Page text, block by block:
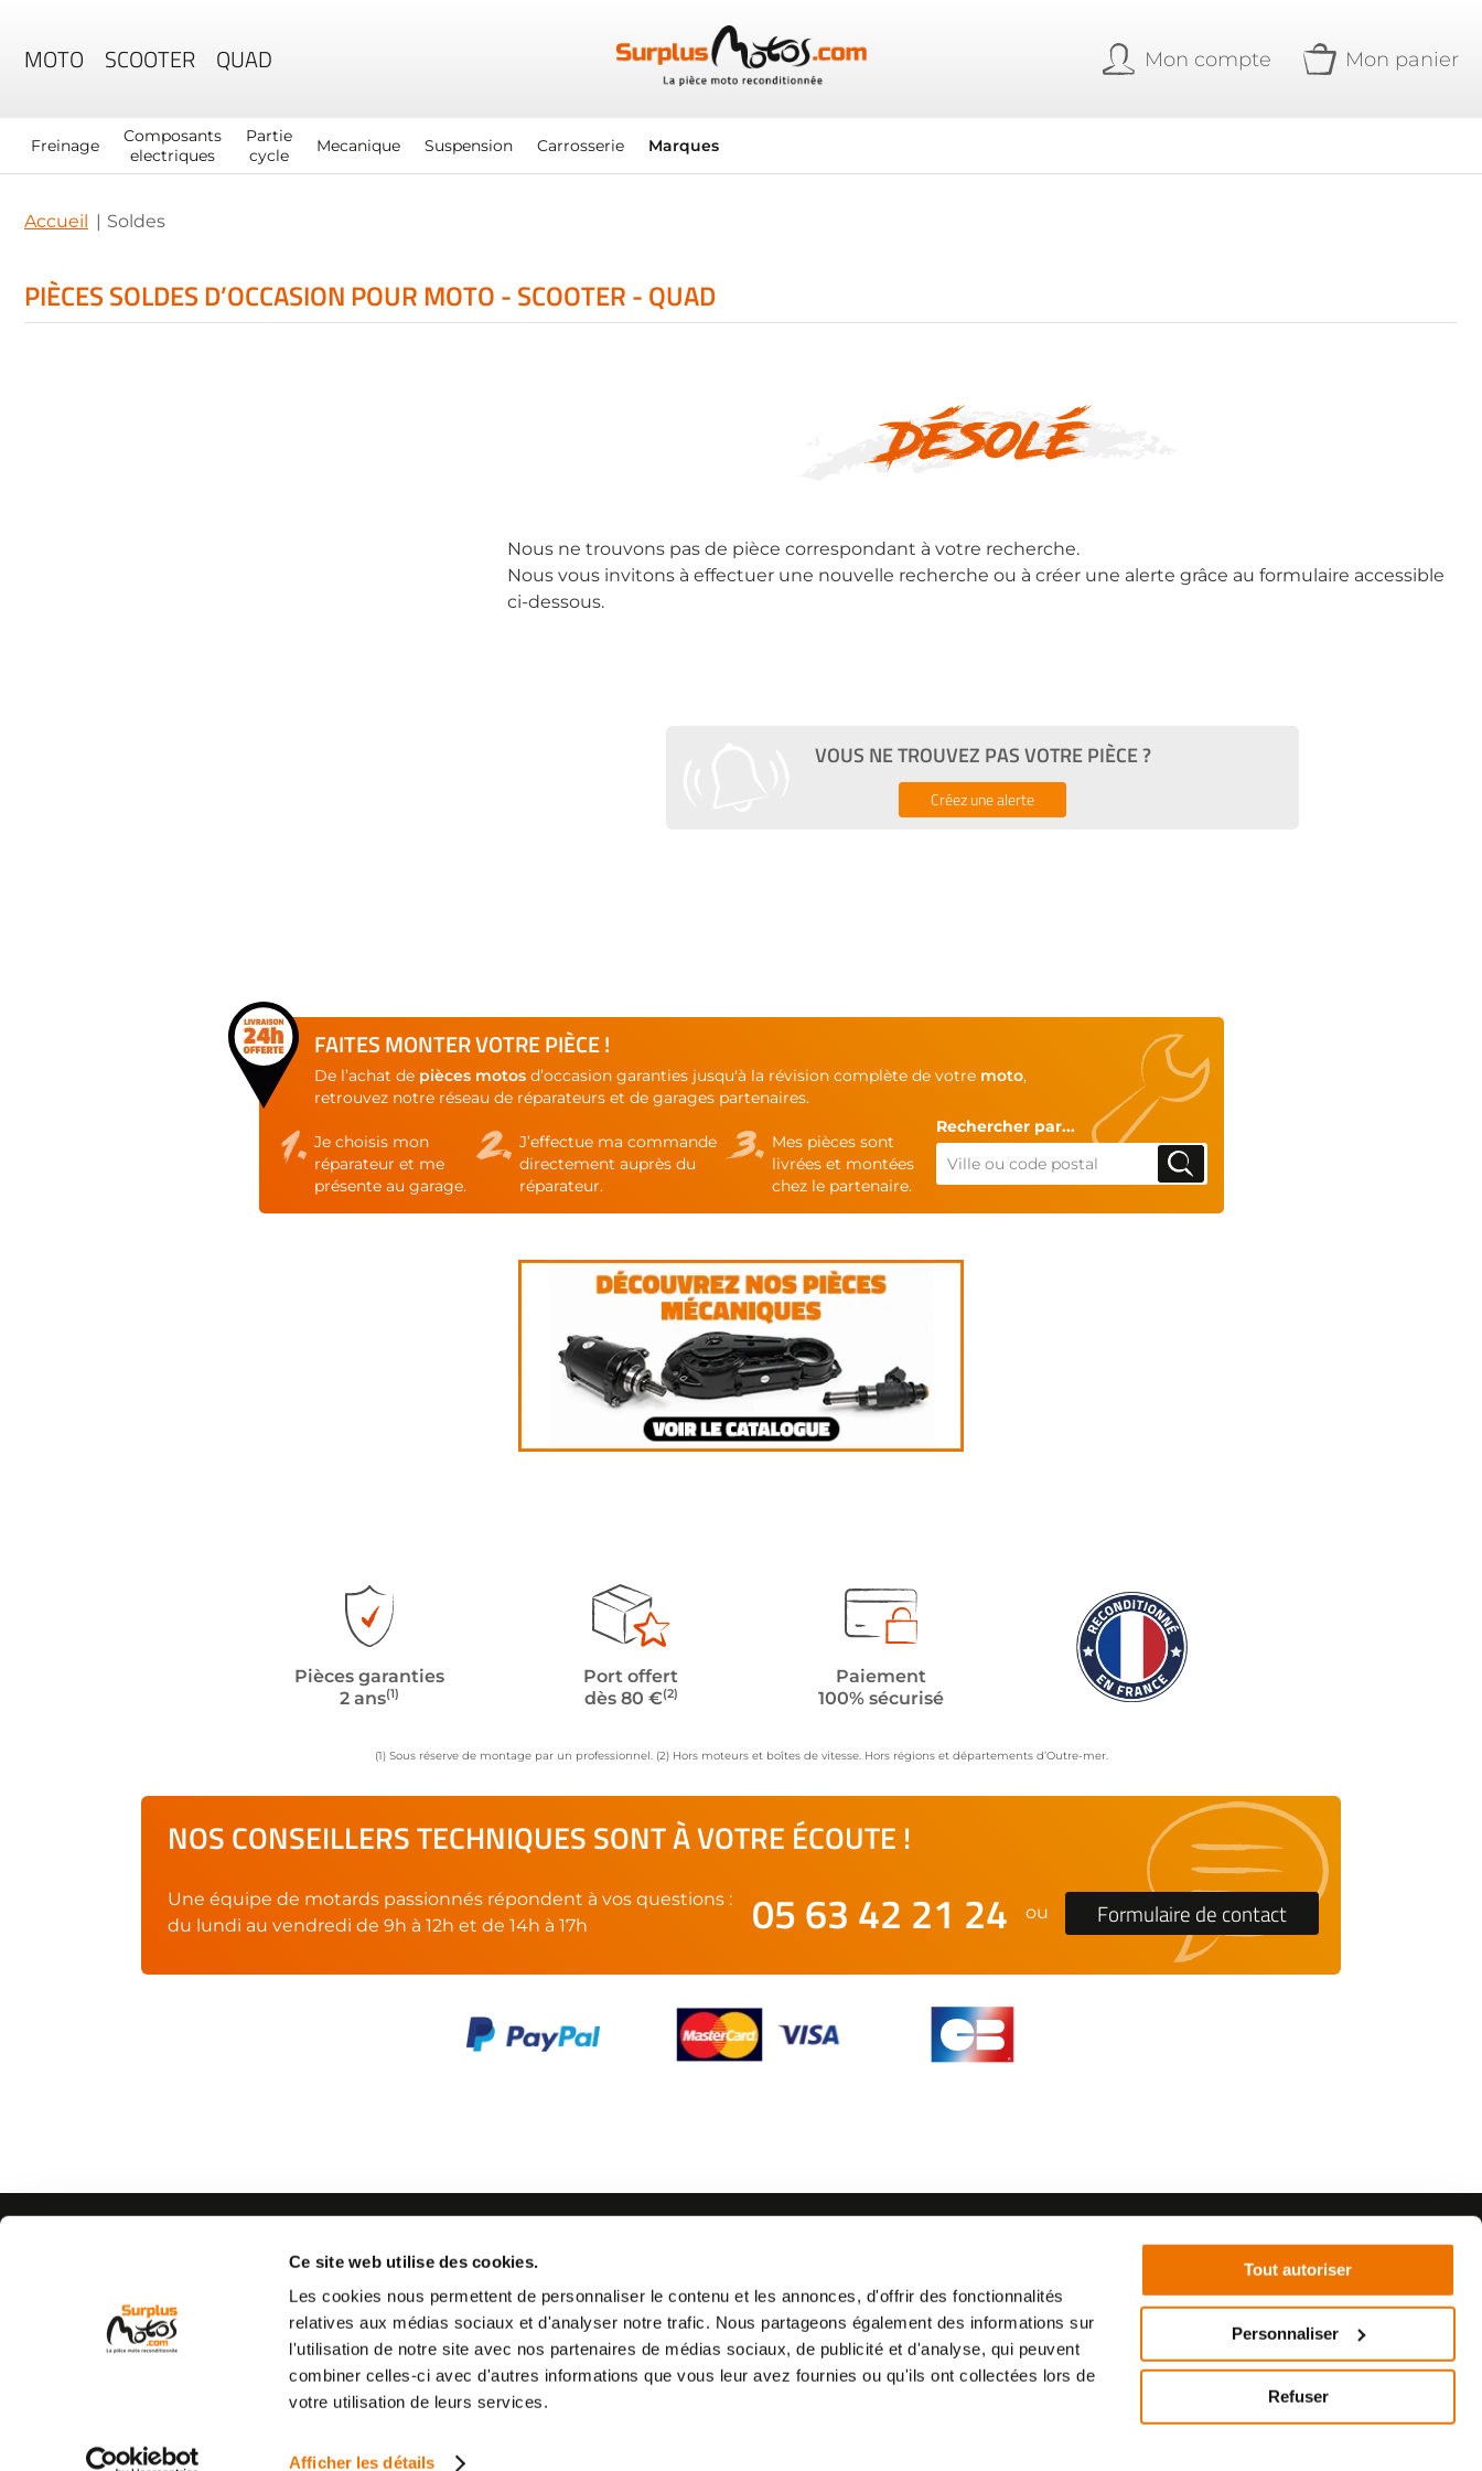
Ce site web utilise des cookies.
Les cookies nous permettent de personnaliser le contenu et les annonces, d'offrir des fonctionnalités
relatives aux médias sociaux et d'analyser notre trafic. Nous partageons également des informations sur
l'utilisation de notre site avec nos partenaires de médias sociaux, de publicité et d'analyse, qui peuvent
combiner celles-ci avec d'autres informations que vous leur avez fournies ou qu'ils ont collectées lors de
votre utilisation de leurs services.
Afficher les détails
Tout autoriser
Personnaliser
Refuser
MOTO SCOOTER QUAD Mon compte Mon panier
Freinage
Composants
electriques
Partie
cycle
Mecanique Suspension Carrosserie Marques
Accueil Soldes
PIÈCES SOLDES D’OCCASION POUR MOTO - SCOOTER - QUAD
Désolé
Nous ne trouvons pas de pièce correspondant à votre recherche.
Nous vous invitons à effectuer une nouvelle recherche ou à créer une alerte grâce au formulaire accessible
ci-dessous.
VOUS NE TROUVEZ PAS VOTRE PIÈCE ?
Créez une alerte
FAITES MONTER VOTRE PIÈCE !
De l’achat de pièces motosd’occasion garanties jusqu'à la révision complète de votre moto,
retrouvez notre réseau de réparateurs et de garages partenaires.
Je choisis mon
réparateur et me
présente au garage.
J’effectue ma commande
directement auprès du
réparateur.
Mes pièces sont
livrées et montées
chez le partenaire.
Rechercher par...
Pièces garanties
2 ans(1)
Port offert
dès 80 €(2)
Paiement
100% sécurisé
(1) Sous réserve de montage par un professionnel. (2) Hors moteurs et boîtes de vitesse. Hors régions et départements d’Outre-mer.
NOS CONSEILLERS TECHNIQUES SONT À VOTRE ÉCOUTE !
Une équipe de motards passionnés répondent à vos questions :
du lundi au vendredi de 9h à 12h et de 14h à 17h
05 63 42 21 24 ou Formulaire de contact
AIDE
Qui sommes nous
Retour produit
CONTACTEZ-NOUS
Par e-mail :Cliquez ici
Par téléphone :
05 63 42 21 24
(coût d'un appel local)
SUIVEZ-NOUS
©2021 - SurplusMotos - Réalisation : datasolution.fr